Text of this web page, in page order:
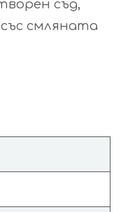
съд,
смлянaта